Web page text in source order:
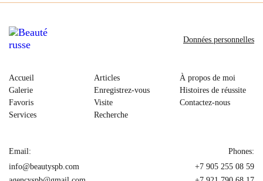
Accueil
Galerie
Favoris
Services
Articles
Enregistrez-vous
Visite
Recherche
À propos de moi
Histoires de réussite
Contactez-nous
Données personnelles
Email:
info@beautyspb.com
Phones:
+7 905 255 08 59